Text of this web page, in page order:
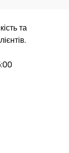
ВИРОБНИК
ММ
ММ
та